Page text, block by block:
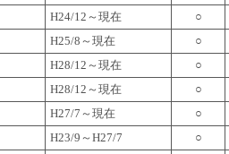
H24/12～現在
○
H25/8～現在
○
H28/12～現在
○
H28/12～現在
○
H27/7～現在
○
H23/9～H27/7
○